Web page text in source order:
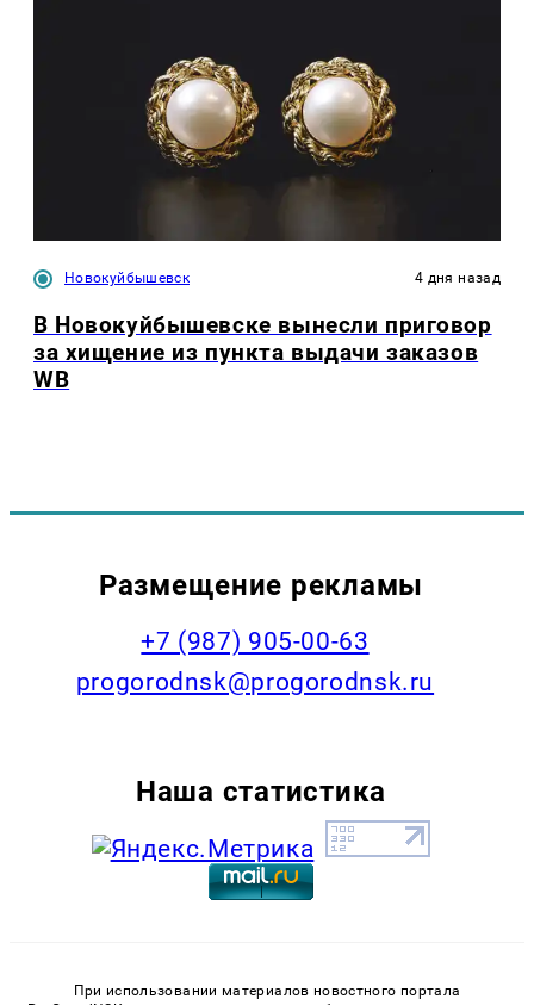
Новокуйбышевск 4 дня назад
В Новокуйбышевске вынесли приговор
за хищение из пункта выдачи заказов
WB
Размещение рекламы
+7 (987) 905-00-63
progorodnsk@progorodnsk.ru
Наша статистика
При использовании материалов новостного портала